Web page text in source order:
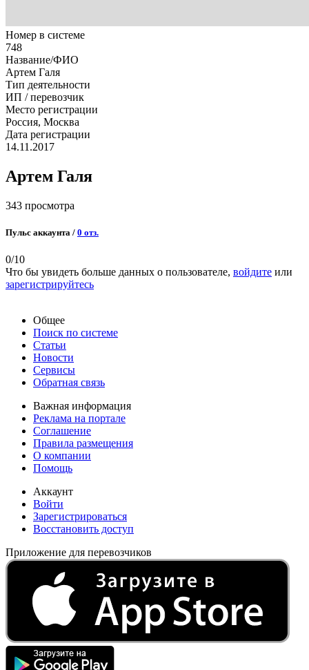
Номер в системе
748
Название/ФИО
Артем Галя
Тип деятельности
ИП / перевозчик
Место регистрации
Россия, Москва
Дата регистрации
14.11.2017
Артем Галя
343 просмотра
Пульс аккаунта / 0 отз.
0/10
Что бы увидеть больше данных о пользователе, войдите или
зарегистрируйтесь
Общее
Поиск по системе
Статьи
Новости
Сервисы
Обратная связь
Важная информация
Реклама на портале
Соглашение
Правила размещения
О компании
Помощь
Аккаунт
Войти
Зарегистрироваться
Восстановить доступ
Приложение для перевозчиков